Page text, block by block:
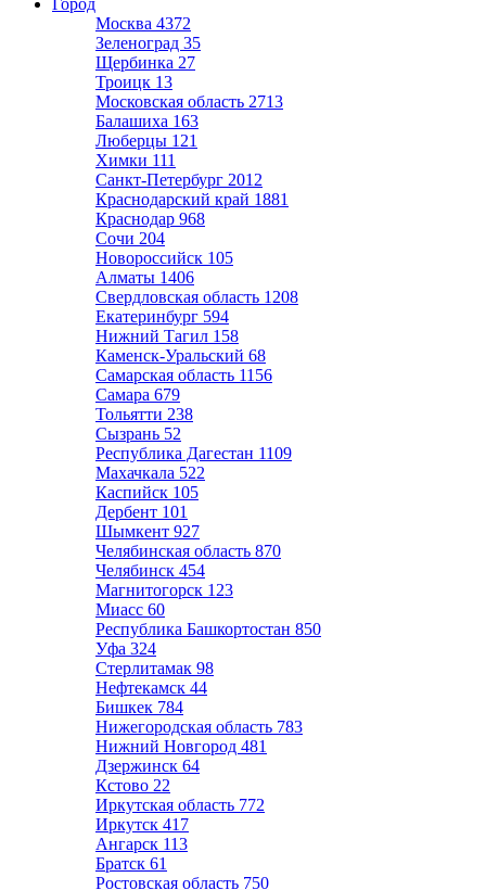
Город
Москва 4372
Зеленоград 35
Щербинка 27
Троицк 13
Московская область 2713
Балашиха 163
Люберцы 121
Химки 111
Санкт-Петербург 2012
Краснодарский край 1881
Краснодар 968
Сочи 204
Новороссийск 105
Алматы 1406
Свердловская область 1208
Екатеринбург 594
Нижний Тагил 158
Каменск-Уральский 68
Самарская область 1156
Самара 679
Тольятти 238
Сызрань 52
Республика Дагестан 1109
Махачкала 522
Каспийск 105
Дербент 101
Шымкент 927
Челябинская область 870
Челябинск 454
Магнитогорск 123
Миасс 60
Республика Башкортостан 850
Уфа 324
Стерлитамак 98
Нефтекамск 44
Бишкек 784
Нижегородская область 783
Нижний Новгород 481
Дзержинск 64
Кстово 22
Иркутская область 772
Иркутск 417
Ангарск 113
Братск 61
Ростовская область 750